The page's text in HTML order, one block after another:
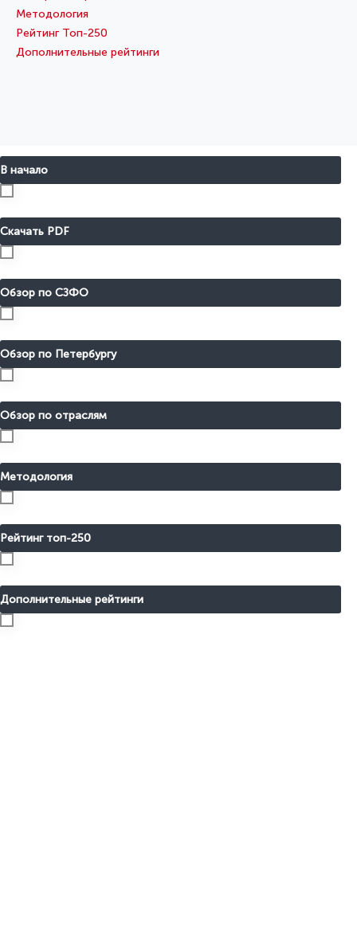
Методология
Рейтинг Топ-250
Дополнительные рейтинги
В начало
Скачать PDF
Обзор по СЗФО
Обзор по Петербургу
Обзор по отраслям
Методология
Рейтинг топ-250
Дополнительные рейтинги